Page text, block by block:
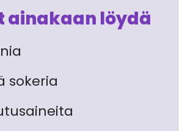
ainakaan löydä
sokeria